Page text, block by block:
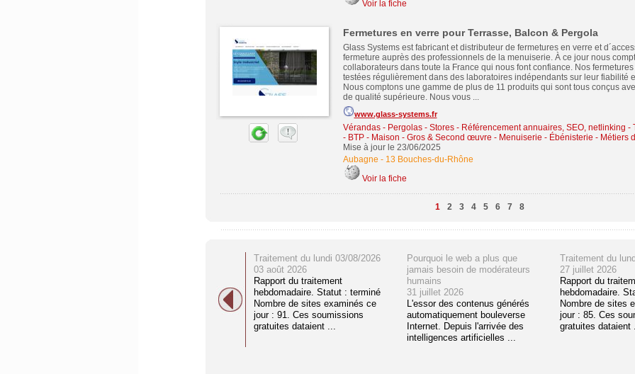
Voir la fiche
Fermetures en verre pour Terrasse, Balcon & Pergola
Glass Systems est fabricant et distributeur de fermetures en verre et
fermeture auprès des professionnels de la menuiserie. À ce jour nous
collaborateurs dans toute la France qui nous font confiance. Nos
testées régulièrement dans des laboratoires indépendants sur leur fiabilité
Nous comptons une gamme de plus de 11 produits qui sont tous conçus
de qualité supérieure. Nous vous ...
www.glass-systems.fr
Vérandas - Pergolas - Stores- Référencement annuaires, SEO, netlinking -
- BTP - Maison - Gros & Second œuvre - Menuiserie - Ébénisterie - Métiers
Mise à jour le 23/06/2025
Aubagne - 13 Bouches-du-Rhône
Voir la fiche
1 2 3 4 5 6 7 8
Traitement du lundi 03/08/2026
03 août 2026
Rapport du traitement
hebdomadaire. Statut : terminé
Nombre de sites examinés ce
jour : 91. Ces soumissions
gratuites dataient ...
Pourquoi le web a plus que
jamais besoin de modérateurs
humains
31 juillet 2026
L'essor des contenus générés
automatiquement bouleverse
Internet. Depuis l'arrivée des
intelligences artificielles ...
Traitement du
27 juillet 2026
Rapport du
hebdomadaire.
Nombre de sites
jour : 85. Ces
gratuites dataient